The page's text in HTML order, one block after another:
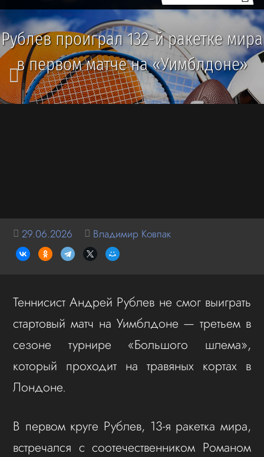
Рублев проиграл 132-й ракетке мира
в первом матче на «Уимблдоне»
29.06.2026 Владимир Ковпак
Теннисист Андрей Рублев не смог выиграть
стартовый матч на Уимблдоне — третьем в
сезоне турнире «Большого шлема»,
который проходит на травяных кортах в
Лондоне.
В первом круге Рублев, 13-я ракетка мира,
встречался с соотечественником Романом